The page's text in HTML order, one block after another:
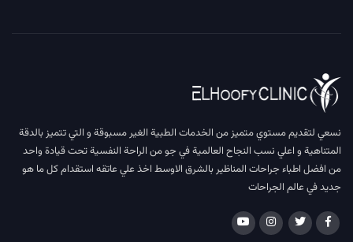
نسعي لتقديم مستوي متميز من الخدمات الطبية الغير مسبوقة و التي تتميز بالدقة
المتناهية و اعلي نسب النجاح العالمية في جو من الراحة النفسية تحت قيادة واحد
من افضل اطباء جراحات المناظير بالشرق الاوسط اخذ علي عاتقه استقدام كل ما هو
جديد في عالم الجراحات